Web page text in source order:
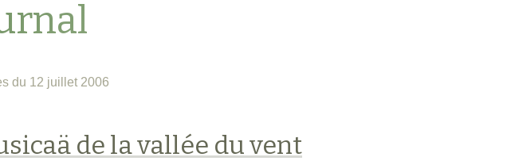
du 12 juillet 2006
de la vallée du vent